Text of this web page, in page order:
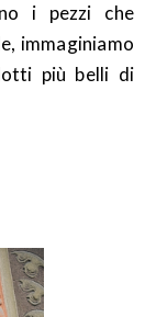
i pezzi che
immaginiamo
più belli di